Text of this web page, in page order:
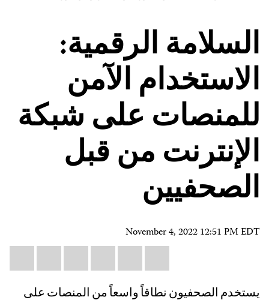
السلامة الرقمية:
الاستخدام الآمن
للمنصات على شبكة
الإنترنت من قبل
الصحفيين
November 4, 2022 12:51 PM EDT
يستخدم الصحفيون نطاقاً واسعاً من المنصات على